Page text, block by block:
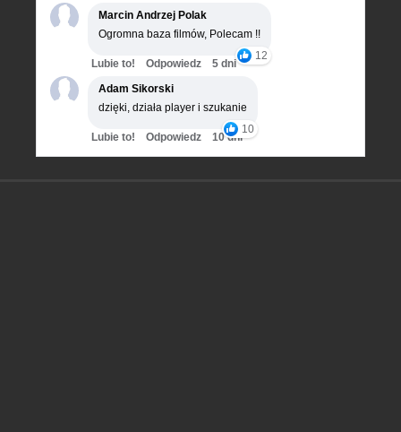
Marcin Andrzej Polak
Ogromna baza filmów, Polecam !!
12
Lubie to! Odpowiedz
5 dni
Adam Sikorski
dzięki, działa player i szukanie
10
Lubie to! Odpowiedz 10 dni